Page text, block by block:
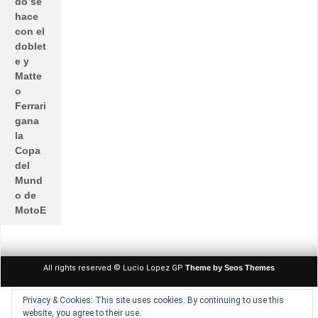
Privacy & Cookies: This site uses cookies. By continuing to use this
website, you agree to their use.
hace
con el
doblet
e y
Matte
o
Ferrari
gana
la
Copa
del
Mund
o de
MotoE
All rights reserved © Lucio Lopez GP Theme by Seos Themes